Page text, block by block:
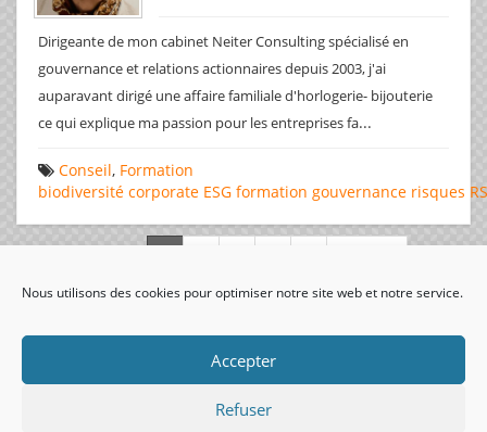
Nous utilisons des cookies pour optimiser notre site web et notre service.
Accepter
Refuser
Dirigeante de mon cabinet Neiter Consulting spécialisé en
gouvernance et relations actionnaires depuis 2003, j'ai
auparavant dirigé une affaire familiale d'horlogerie- bijouterie
ce qui explique ma passion pour les entreprises fa...
Conseil, Formation
biodiversité corporate ESG formation gouvernance risques
visiteurs uniques: